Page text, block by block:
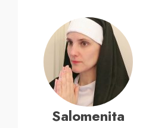
Salomenita